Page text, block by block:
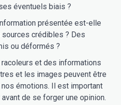
éventuels biais ?
présentée est-elle
crédibles ? Des
ou déformés ?
et des informations
et les images peuvent être
émotions. Il est important
de se forger une opinion.